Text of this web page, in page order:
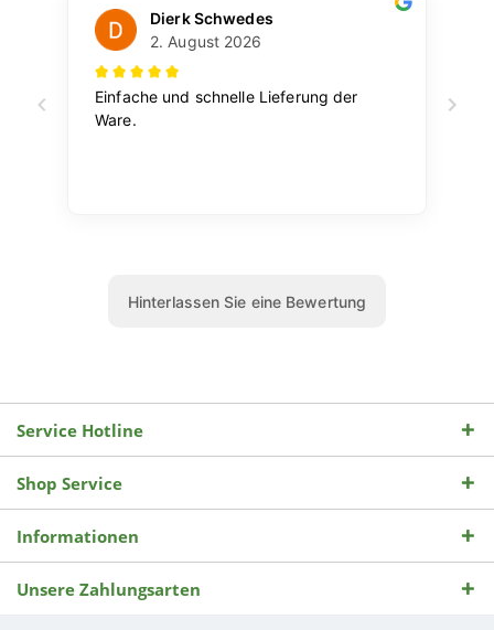
Service Hotline
Shop Service
Informationen
Unsere Zahlungsarten